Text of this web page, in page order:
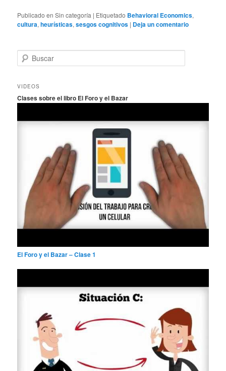
Publicado en Sin categoría | Etiquetado Behavioral Economics,
cultura,heurísticas,sesgos cognitivos | Deja un comentario
u
c
r
VIDEOS
Clases sobre el libro El Foro y el Bazar
El Foro y el Bazar – Clase 1